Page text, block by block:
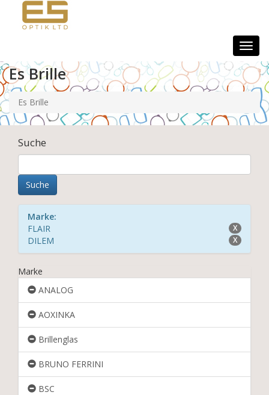
Es Brille
Es Brille
Suche
Marke:
FLAIR
X
DILEM X
Marke
ANALOG
AOXINKA
Brillenglas
BRUNO FERRINI
BSC